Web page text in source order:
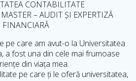
CONTABILITATE
– AUDIT ȘI EXPERTIZĂ
FINANCIARĂ
pe care am avut-o la Universitatea
a fost una din cele mai frumoase
din viața mea.
pe care ți le oferă universitatea,